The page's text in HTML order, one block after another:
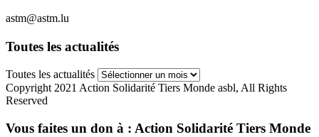
astm@astm.lu
Toutes les actualités
Toutes les actualités
Copyright 2021 Action Solidarité Tiers Monde asbl, All Rights
Reserved
Vous faites un don à : Action Solidarité Tiers Monde